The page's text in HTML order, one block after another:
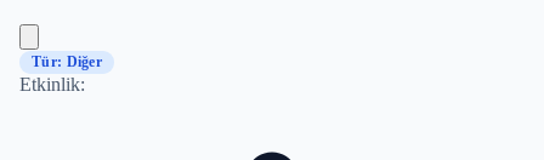
Tür: Diğer
Etkinlik: